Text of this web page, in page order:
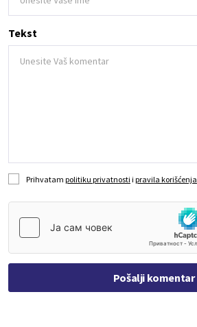
Tekst
Prihvatam politiku privatnosti i pravila korišćenja
Pošalji komentar